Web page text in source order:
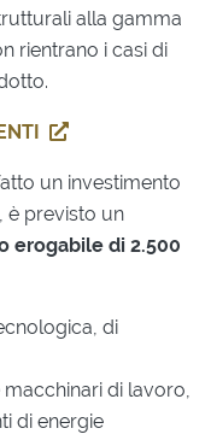
alla gamma
rientrano i casi di
un investimento
è previsto un
erogabile di 2.500
di
di lavoro,
di energie